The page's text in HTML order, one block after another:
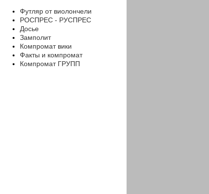
Футляр от виолончели
РОСПРЕС - РУСПРЕС
Досье
Замполит
Компромат вики
Факты и компромат
Компромат ГРУПП